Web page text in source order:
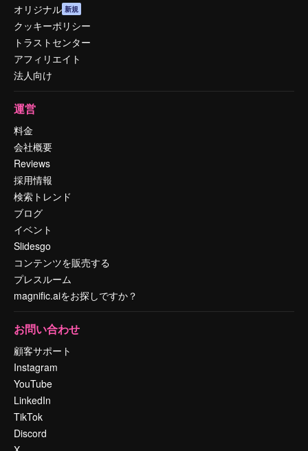
オリジナル 新規
クッキーポリシー
トラストセンター
アフィリエイト
法人向け
運営
料金
会社概要
Reviews
採用情報
検索トレンド
ブログ
イベント
Slidesgo
コンテンツを販売する
プレスルーム
magnific.aiをお探しですか？
お問い合わせ
顧客サポート
Instagram
YouTube
LinkedIn
TikTok
Discord